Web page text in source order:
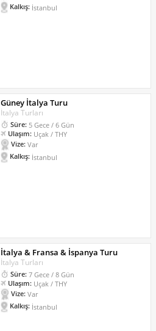
Kalkış: İstanbul
Güney İtalya Turu
İtalya Turları
Süre: 5 Gece / 6 Gün
Ulaşım: Uçak / THY
Vize: Var
Kalkış: İstanbul
İtalya & Fransa & İspanya Turu
İtalya Turları
Süre: 7 Gece / 8 Gün
Ulaşım: Uçak / THY
Vize: Var
Kalkış: İstanbul